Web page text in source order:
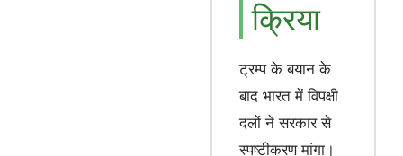
क्रिया
ट्रम्प के बयान के
बाद भारत में विपक्षी
दलों ने सरकार से
स्पष्टीकरण मांगा।